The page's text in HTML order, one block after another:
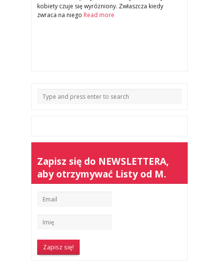
kobiety czuje się wyróżniony. Zwłaszcza kiedy
zwraca na niego Read more
Zapisz się do NEWSLETTERA,
aby otrzymywać Listy od M.